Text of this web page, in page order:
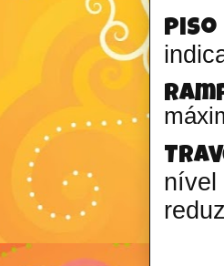
nível